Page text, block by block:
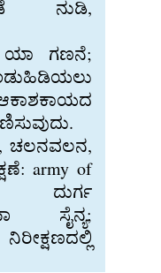
ನುಡಿ,
ಯಾ ಗಣನೆ;
ಚಲನವಲನ,
army of
ದುರ್ಗ
ಸೈನ್ಯ;